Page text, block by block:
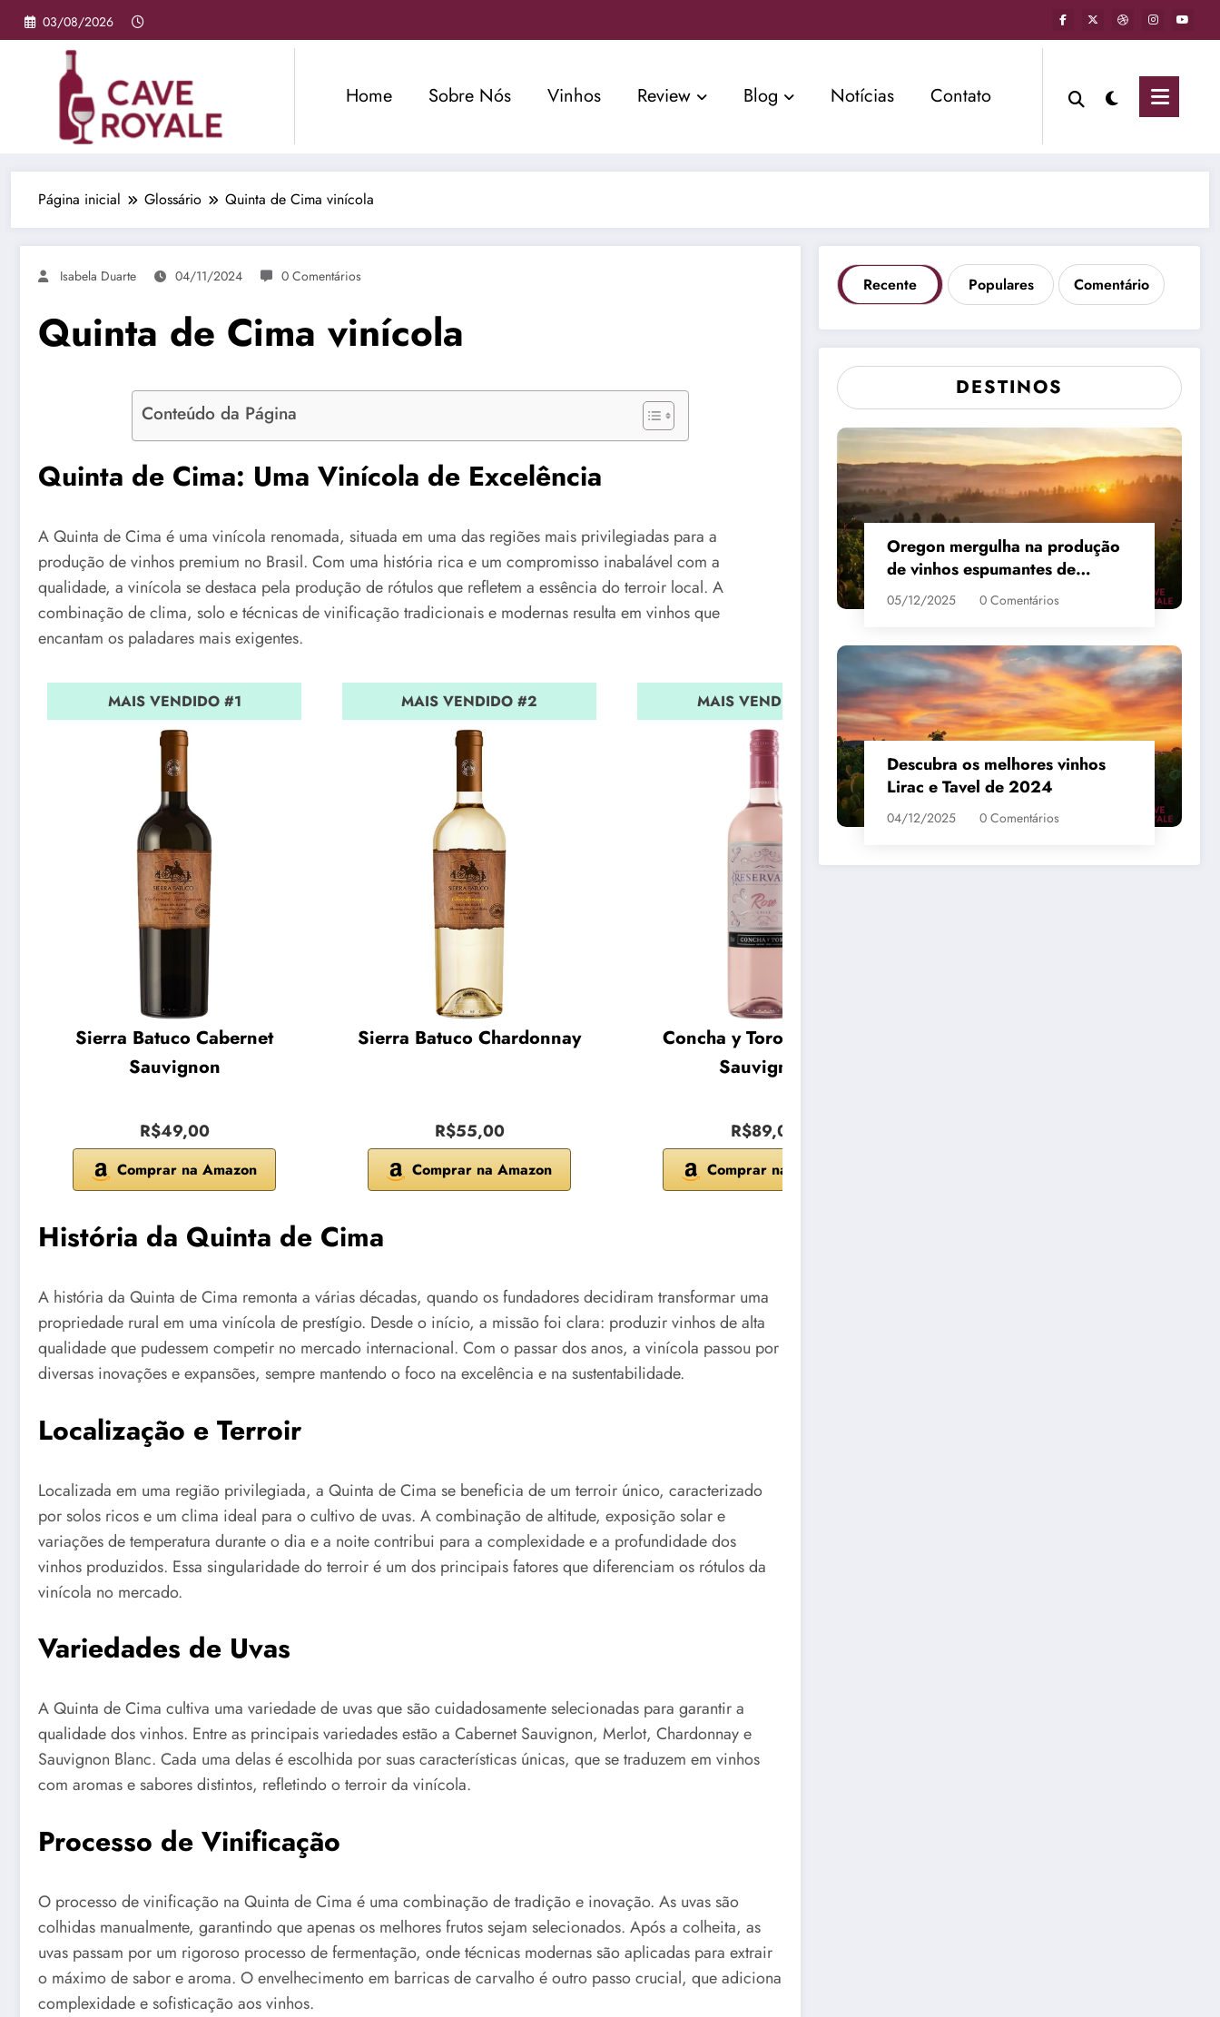
Pular
para
03/08/2026
Home Sobre Nós Vinhos Review Blog Notícias Contato
Página inicial Glossário Quinta de Cima vinícola
Isabela Duarte 04/11/2024 0 Comentários
Quinta de Cima vinícola
Conteúdo da Página
Quinta de Cima: Uma Vinícola de Excelência
A Quinta de Cima é uma vinícola renomada, situada em uma das regiões mais privilegiadas para a
produção de vinhos premium no Brasil. Com uma história rica e um compromisso inabalável com a
qualidade, a vinícola se destaca pela produção de rótulos que refletem a essência do terroir local. A
combinação de clima, solo e técnicas de vinificação tradicionais e modernas resulta em vinhos que
encantam os paladares mais exigentes.
MAIS VENDIDO #1
Sierra Batuco Cabernet
Sauvignon
R$49,00
Comprar na Amazon
MAIS VENDIDO #2
Sierra Batuco Chardonnay
R$55,00
Comprar na Amazon
MAIS VENDIDO #3
Concha y Toro Cabernet
Sauvignon
R$89,00
Comprar na Amazon
MAIS VENDIDO #4
História da Quinta de Cima
A história da Quinta de Cima remonta a várias décadas, quando os fundadores decidiram transformar uma
propriedade rural em uma vinícola de prestígio. Desde o início, a missão foi clara: produzir vinhos de alta
qualidade que pudessem competir no mercado internacional. Com o passar dos anos, a vinícola passou por
diversas inovações e expansões, sempre mantendo o foco na excelência e na sustentabilidade.
Localização e Terroir
Localizada em uma região privilegiada, a Quinta de Cima se beneficia de um terroir único, caracterizado
por solos ricos e um clima ideal para o cultivo de uvas. A combinação de altitude, exposição solar e
variações de temperatura durante o dia e a noite contribui para a complexidade e a profundidade dos
vinhos produzidos. Essa singularidade do terroir é um dos principais fatores que diferenciam os rótulos da
vinícola no mercado.
Variedades de Uvas
A Quinta de Cima cultiva uma variedade de uvas que são cuidadosamente selecionadas para garantir a
qualidade dos vinhos. Entre as principais variedades estão a Cabernet Sauvignon, Merlot, Chardonnay e
Sauvignon Blanc. Cada uma delas é escolhida por suas características únicas, que se traduzem em vinhos
com aromas e sabores distintos, refletindo o terroir da vinícola.
Processo de Vinificação
O processo de vinificação na Quinta de Cima é uma combinação de tradição e inovação. As uvas são
colhidas manualmente, garantindo que apenas os melhores frutos sejam selecionados. Após a colheita, as
uvas passam por um rigoroso processo de fermentação, onde técnicas modernas são aplicadas para extrair
o máximo de sabor e aroma. O envelhecimento em barricas de carvalho é outro passo crucial, que adiciona
complexidade e sofisticação aos vinhos.
Recente Populares Comentário
DESTINOS
Oregon mergulha na produção
de vinhos espumantes de
qualidade
05/12/2025 0 Comentários
Descubra os melhores vinhos
Lirac e Tavel de 2024
04/12/2025 0 Comentários